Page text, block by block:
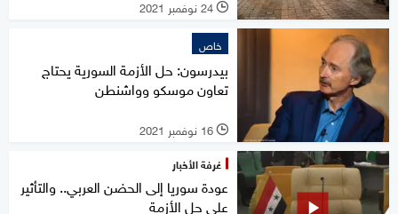
l 24 نوفمبر 2021
خاص
بيدرسون: حل الأزمة السورية يحتاج
تعاون موسكو وواشنطن
l 16 نوفمبر 2021
غرفة الأخبار
عودة سوريا إلى الحضن العربي.. والتأثير
على حل الأزمة